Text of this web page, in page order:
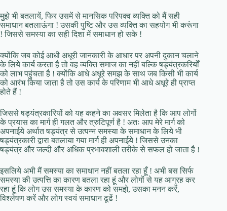
मुझे भी बतलायें, फिर उसमें से मानसिक परिपक्व व्यक्ति को मैं सही
समाधान बतलाऊंगा ! उसकी पुष्टि और उस व्यक्ति का सहयोग भी करूंगा
! जिससे समस्या का सही दिशा में समाधान हो सके !
क्योंकि जब कोई आधी अधूरी जानकारी के आधार पर अपनी दुकान चलाने
के लिये कार्य करता है तो वह व्यक्ति समाज का नहीं बल्कि षड्यंत्रकरिर्यों
को लाभ पहुंचता है ! क्योंकि आधे अधूरे समझ के साथ जब किसी भी कार्य
को आरंभ किया जाता है तो उस कार्य के परिणाम भी आधे अधूरे ही प्राप्त
होते हैं !
जिससे षड्यंत्रकारियों को यह कहने का अवसर मिलेता है कि आप लोगों
के प्रयास का मार्ग ही गलत और त्रुटिपूर्ण है ! अतः आप मेरे मार्ग को
अपनाईये अर्थात षड्यंत्र से उत्पन्न समस्या के समाधान के लिये भी
षड्यंत्रकारी द्वारा बतलाया गया मार्ग ही अपनाईये ! जिससे उनका
षड्यंत्र और जल्दी और अधिक प्रभावशाली तरीके से सफल हो जाता है !
इसलिये अभी मैं समस्या का समाधान नहीं बतला रहा हूँ ! अभी बस सिर्फ
समस्या की उत्पत्ति का कारण बतला रहा हूं और लोगों से यह आग्रह कर
रहा हूं कि लोग उस समस्या के कारण को समझे, उसका मनन करें,
विश्लेषण करें और लोग स्वयं समाधान ढूढें !